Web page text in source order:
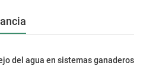
del agua en sistemas ganaderos